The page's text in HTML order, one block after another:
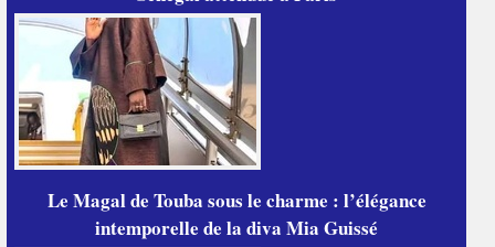
Le Magal de Touba sous le charme : l’élégance
intemporelle de la diva Mia Guissé